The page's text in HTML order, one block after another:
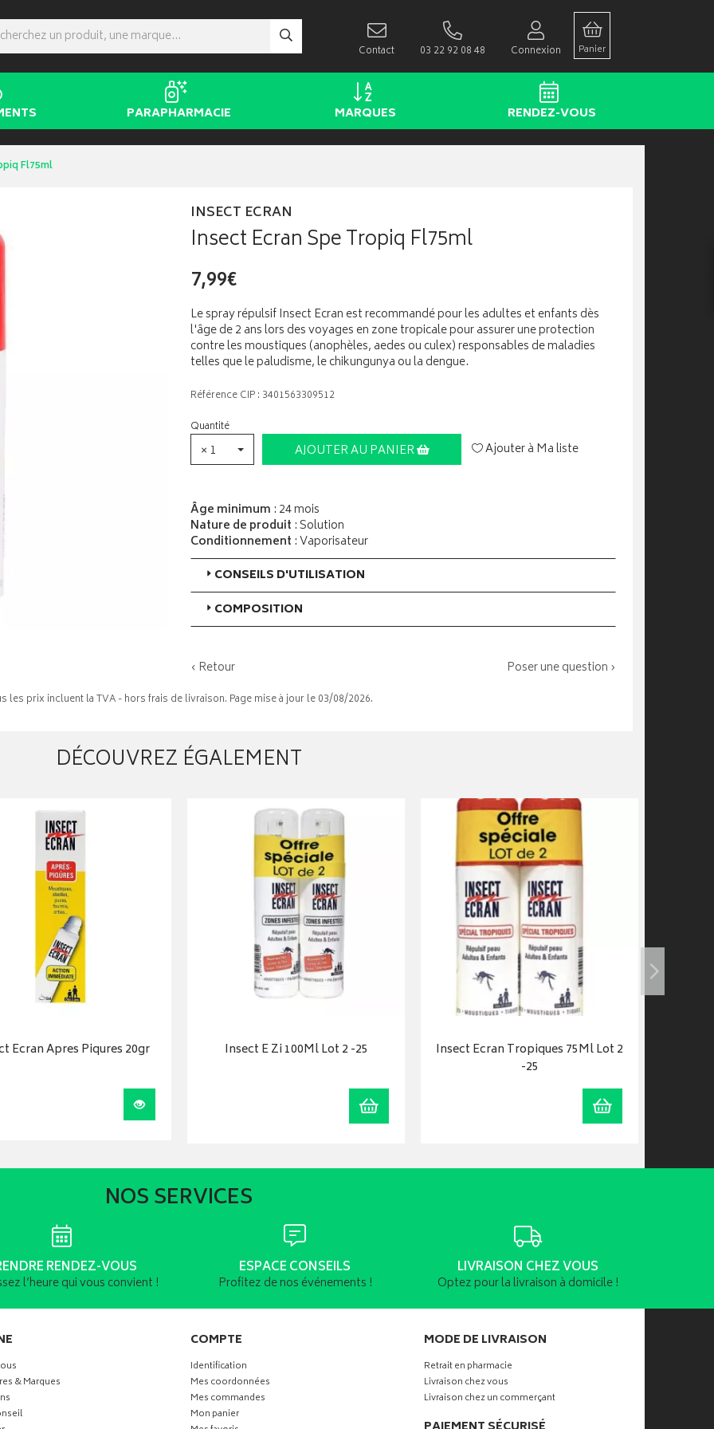
Contact 03 22 92 08 48 Connexion Panier
PARAPHARMACIE MARQUES RENDEZ-VOUS
Fl75ml
INSECT ECRAN
Insect Ecran Spe Tropiq Fl75ml
7,99€
Le spray répulsif Insect Ecran est recommandé pour les adultes et enfants dès
l'âge de 2 ans lors des voyages en zone tropicale pour assurer une protection
contre les moustiques (anophèles, aedes ou culex) responsables de maladies
telles que le paludisme, le chikungunya ou la dengue.
Référence CIP : 3401563309512
Quantité
× 1 AJOUTER AU PANIER Ajouter à Ma liste
Âge minimum : 24 mois
Nature de produit : Solution
Conditionnement : Vaporisateur
CONSEILS D'UTILISATION
COMPOSITION
‹ Retour Poser une question ›
les prix incluent la TVA - hors frais de livraison. Page mise à jour le 03/08/2026.
DÉCOUVREZ ÉGALEMENT
Ecran Apres Piqures 20gr
Visualiser
Insect E Zi 100Ml Lot 2 -25
Ajouter au panier
Insect Ecran Tropiques 75Ml Lot 2
-25
Ajouter au panier
NOS SERVICES
RENDEZ-VOUS
l’heure qui vous convient !
ESPACE CONSEILS
Profitez de nos événements !
LIVRAISON CHEZ VOUS
Optez pour la livraison à domicile !
& Marques
COMPTE
Identification
Mes coordonnées
Mes commandes
Mon panier
MODE DE LIVRAISON
Retrait en pharmacie
Livraison chez vous
Livraison chez un commerçant